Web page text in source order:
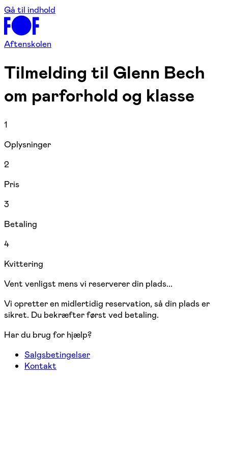
Gå til indhold
Aftenskolen
Tilmelding til Glenn Bech
om parforhold og klasse
1
Oplysninger
2
Pris
3
Betaling
4
Kvittering
Vent venligst mens vi reserverer din plads...
Vi opretter en midlertidig reservation, så din plads er
sikret. Du bekræfter først ved betaling.
Har du brug for hjælp?
Salgsbetingelser
Kontakt